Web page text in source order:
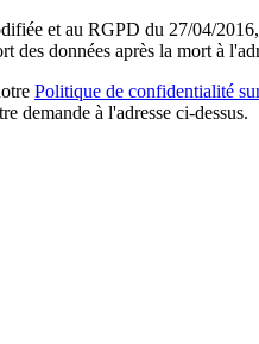
et au RGPD du 27/04/
des données après la mort à
Politique de confidentialité
demande à l'adresse ci-dessus.